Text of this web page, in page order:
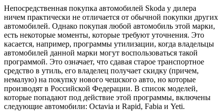
Непосредственная покупка автомобилей Skoda у дилера
ничем практически не отличается от обычной покупки других
автомобилей. Однако покупая любой автомобиль этой марки,
есть некоторые моменты, которые требуют уточнения. Это
касается, например, программы утилизации, когда владельцы
автомобилей данной марки могут воспользоваться такой
программой. Это означает, что сдавая старое транспортное
средство в утиль, его владелец получает скидку (причем,
немалую) на покупку нового чешского авто, но которые
производят в Российской Федерации. В список моделей,
которые попадают под действие этой программы, включены
следующие автомобили: Octavia и Rapid, Fabia и Yeti.